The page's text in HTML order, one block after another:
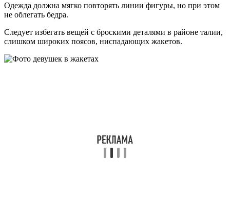
Одежда должна мягко повторять линии фигуры, но при этом
не облегать бедра.
Следует избегать вещей с броскими деталями в районе талии,
слишком широких поясов, ниспадающих жакетов.